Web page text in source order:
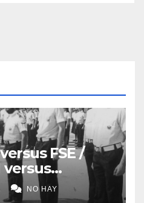
FSE /
versus
NO HAY